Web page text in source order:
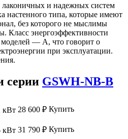
и надежных систем
настенного типа, которые имеют
без которого не мыслимы
Класс энергоэффективности
— A, что говорит о
при эксплуатации.
серии GSWH-NB-B
кВт 28 600 ₽ Купить
кВт 31 790 ₽ Купить